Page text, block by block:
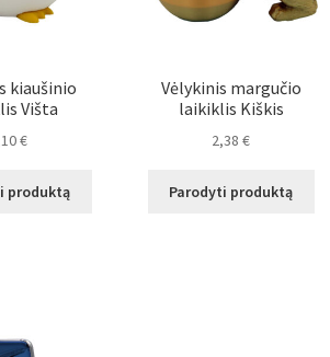
kiaušinio
Višta
€
produktą
Vėlykinis margučio
laikiklis Kiškis
2,38€
Parodyti produktą